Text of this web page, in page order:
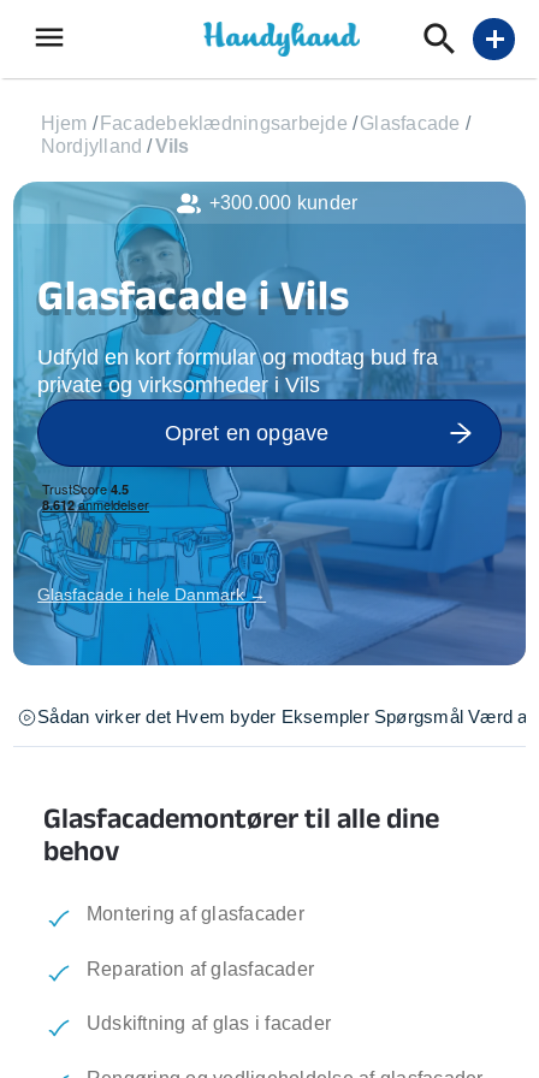
menu add
Hjem / Facadebeklædningsarbejde /Glasfacade /
Nordjylland /Vils
Glasfacade i Vils
Udfyld en kort formular og modtag bud fra
private og virksomheder i Vils
Opret en opgave
Glasfacade i hele Danmark →
Sådan virker det Hvem byder Eksempler Spørgsmål Værd at
Glasfacademontører til alle dine
behov
Montering af glasfacader
Reparation af glasfacader
Udskiftning af glas i facader
+300.000 kunder